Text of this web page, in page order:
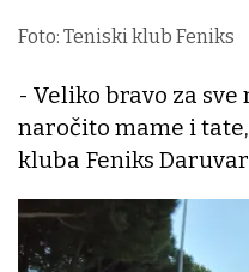
Foto: Teniski klub Feniks
- Veliko bravo za
naročito mame i
kluba Feniks